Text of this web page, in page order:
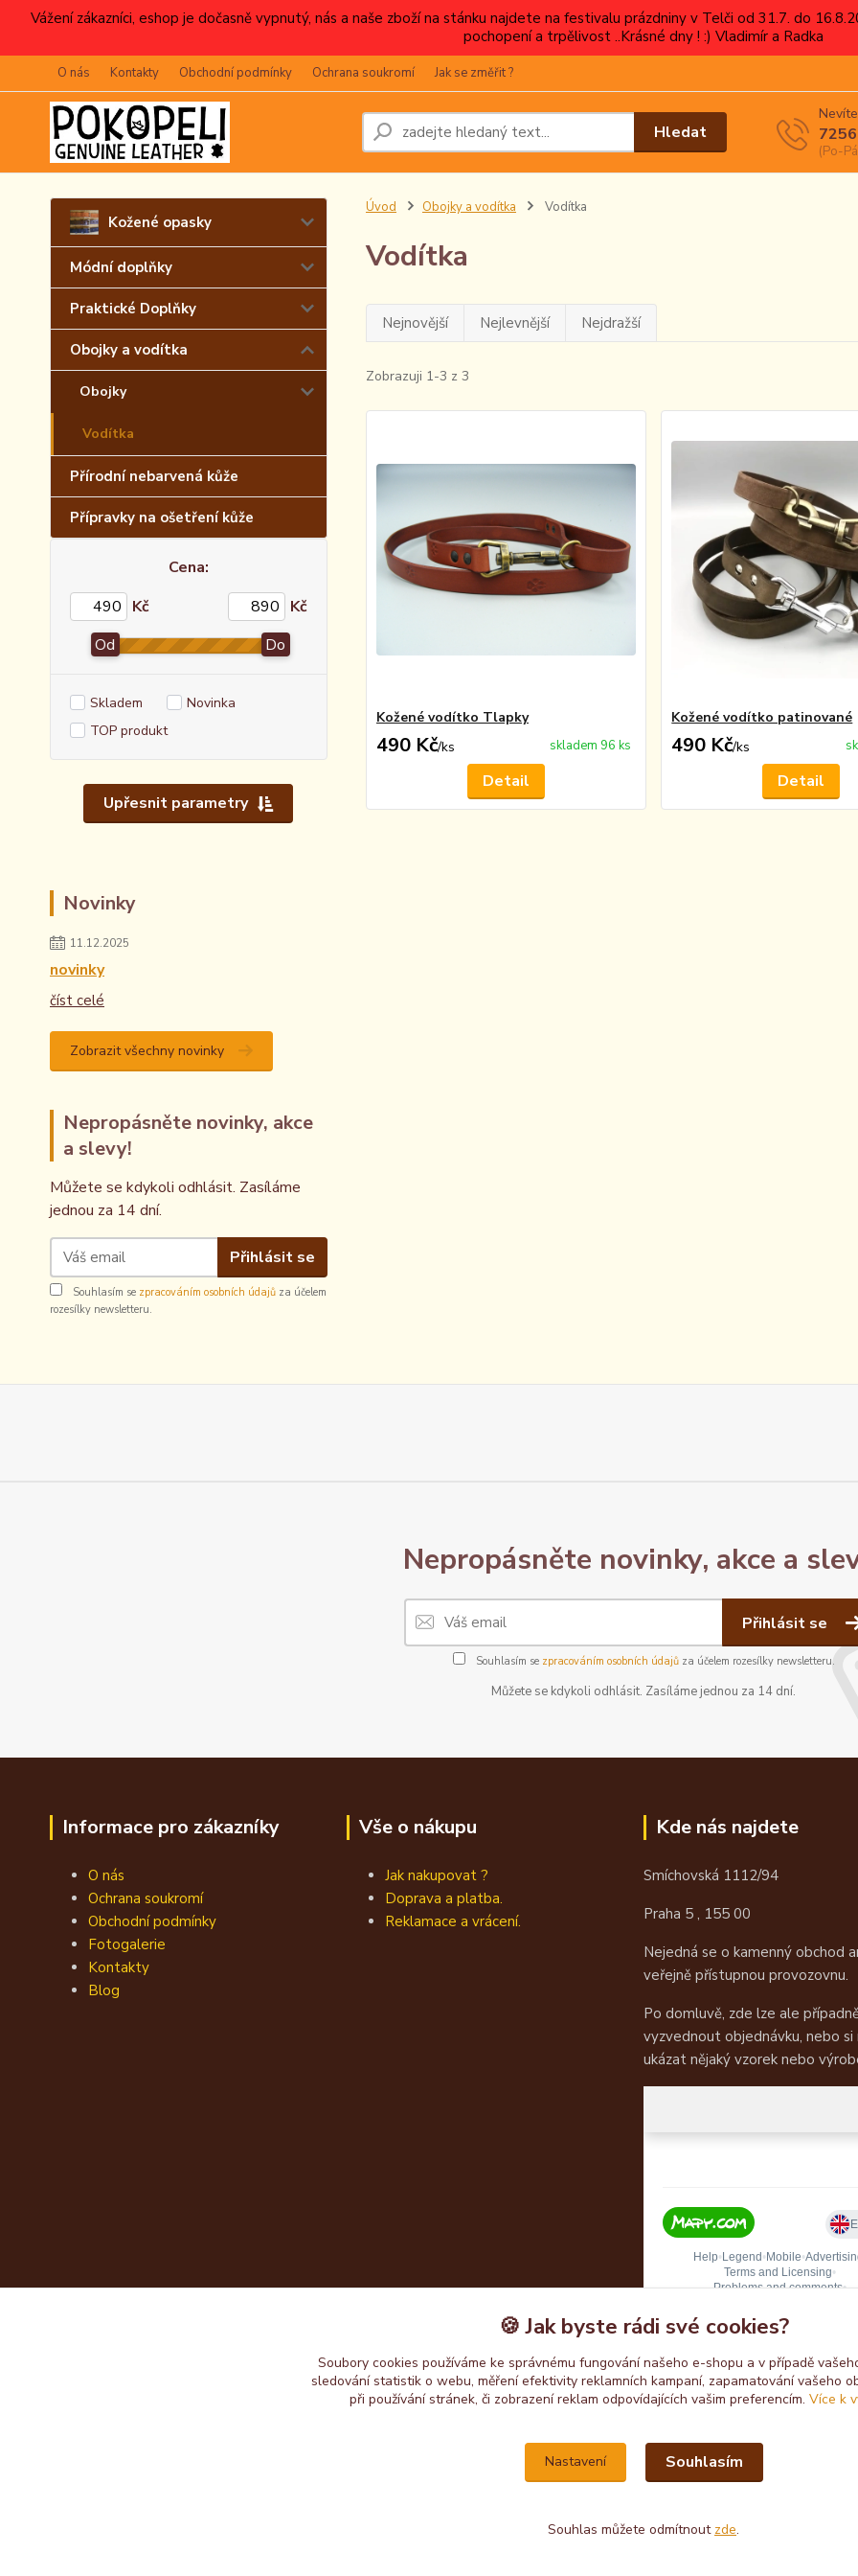
Vážení zákazníci, eshop je dočasně vypnutý, nás a naše zboží na stánku najdete na festivalu prázdniny v Telči od 31.7. do
pochopení a trpělivost ..Krásné dny ! :) Vladimír a Radka
O nás Kontakty Obchodní podmínky Ochrana soukromí Jak se změřit ?
Hledat
(Po-
Kožené opasky
Módní doplňky
Praktické Doplňky
Obojky a vodítka
Obojky
Vodítka
Přírodní nebarvená kůže
Přípravky na ošetření kůže
Upřesnit parametry
Cena:
Kč
Od
Do
Kč
Skladem
Novinka
TOP produkt
Novinky
11.12.2025
novinky
číst celé
Zobrazit všechny novinky
Nepropásněte novinky, akce
a slevy!
Můžete se kdykoli odhlásit. Zasíláme
jednou za 14 dní.
Přihlásit se
Souhlasím se zpracováním osobních údajů za účelem
rozesílky newsletteru.
Úvod Obojky a vodítka Vodítka
Vodítka
Nejnovější Nejlevnější Nejdražší
Zobrazuji 1-3 z 3
Kožené vodítko Tlapky
490 Kč/ks skladem 96 ks
Detail
Kožené vodítko patinované
490 Kč/ks
Detail
Nepropásněte novinky, akce a
Přihlásit se
Souhlasím se zpracováním osobních údajůza účelem rozesílky newsletteru.
Můžete se kdykoli odhlásit. Zasíláme jednou za 14 dní.
Informace pro zákazníky
O nás
Ochrana soukromí
Obchodní podmínky
Fotogalerie
Kontakty
Blog
Vše o nákupu
Jak nakupovat ?
Doprava a platba.
Reklamace a vrácení.
Kde nás najdete
Smíchovská 1112/94
Praha 5 , 155 00
Nejedná se o kamenný obchod
veřejně přístupnou provozovnu.
Po domluvě, zde lze ale
vyzvednout objednávku, nebo si
ukázat nějaký vzorek nebo
Upravit sběr cookies.
🍪 Jak byste rádi své cookies?
Soubory cookies používáme ke správnému fungování našeho e-shopu a v případě
sledování statistik o webu, měření efektivity reklamních kampaní, zapamatování vašeho
při používání stránek, či zobrazení reklam odpovídajících vašim preferencím. Více k
Nastavení Souhlasím
Souhlas můžete odmítnout zde.